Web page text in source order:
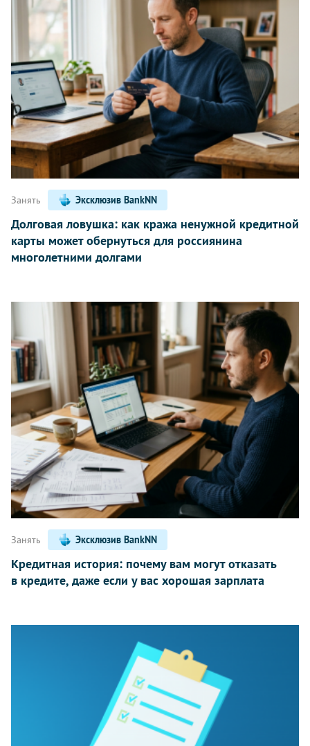
Занять Эксклюзив BankNN
Долговая ловушка: как кража ненужной кредитной
карты может обернуться для россиянина
многолетними долгами
Занять Эксклюзив BankNN
Кредитная история: почему вам могут отказать
в кредите, даже если у вас хорошая зарплата